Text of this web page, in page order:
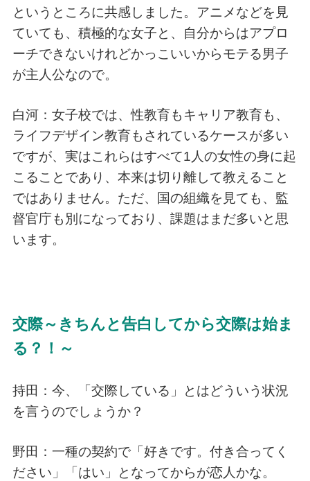
というところに共感しました。アニメなどを見
ていても、積極的な女子と、自分からはアプロ
ーチできないけれどかっこいいからモテる男子
が主人公なので。
白河：女子校では、性教育もキャリア教育も、
ライフデザイン教育もされているケースが多い
ですが、実はこれらはすべて1人の女性の身に起
こることであり、本来は切り離して教えること
ではありません。ただ、国の組織を見ても、監
督官庁も別になっており、課題はまだ多いと思
います。
交際～きちんと告白してから交際は始ま
る？！～
持田：今、「交際している」とはどういう状況
を言うのでしょうか？
野田：一種の契約で「好きです。付き合ってく
ださい」「はい」となってからが恋人かな。